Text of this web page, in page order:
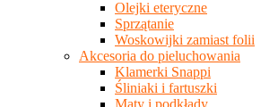
Olejki eteryczne
Sprzątanie
Woskowijki zamiast folii
Akcesoria do pieluchowania
Klamerki Snappi
Śliniaki i fartuszki
Maty i podkłady